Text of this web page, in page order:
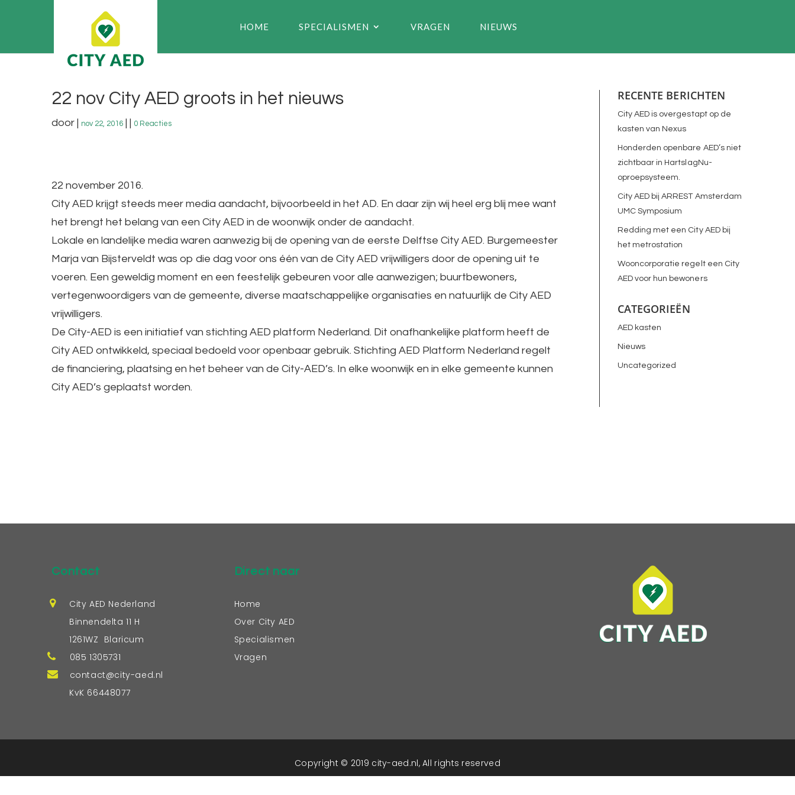
HOME SPECIALISMEN VRAGEN NIEUWS
22 nov City AED groots in het nieuws
door | nov 22, 2016 | | 0 Reacties
22 november 2016.
City AED krijgt steeds meer media aandacht, bijvoorbeeld in het AD. En daar zijn wij heel erg blij mee want
het brengt het belang van een City AED in de woonwijk onder de aandacht.
Lokale en landelijke media waren aanwezig bij de opening van de eerste Delftse City AED. Burgemeester
Marja van Bijsterveldt was op die dag voor ons één van de City AED vrijwilligers door de opening uit te
voeren. Een geweldig moment en een feestelijk gebeuren voor alle aanwezigen; buurtbewoners,
vertegenwoordigers van de gemeente, diverse maatschappelijke organisaties en natuurlijk de City AED
vrijwilligers.
De City-AED is een initiatief van stichting AED platform Nederland. Dit onafhankelijke platform heeft de
City AED ontwikkeld, speciaal bedoeld voor openbaar gebruik. Stichting AED Platform Nederland regelt
de financiering, plaatsing en het beheer van de City-AED’s. In elke woonwijk en in elke gemeente kunnen
City AED’s geplaatst worden.
RECENTE BERICHTEN
City AED is overgestapt op de
kasten van Nexus
Honderden openbare AED’s niet
zichtbaar in HartslagNu-
oproepsysteem.
City AED bij ARREST Amsterdam
UMC Symposium
Redding met een City AED bij
het metrostation
Wooncorporatie regelt een City
AED voor hun bewoners
CATEGORIEËN
AED kasten
Nieuws
Uncategorized
Contact
City AED Nederland
Binnendelta 11 H
1261WZ Blaricum
085 1305731
contact@city-aed.nl
KvK 66448077
Direct naar
Home
Over City AED
Specialismen
Vragen
Copyright © 2019 city-aed.nl,All rights reserved